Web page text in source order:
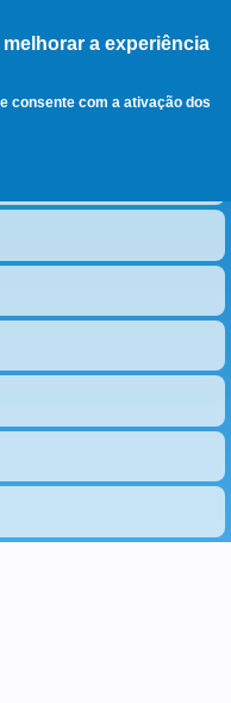
a experiência
consente com a ativação dos
, ir para a
página principal